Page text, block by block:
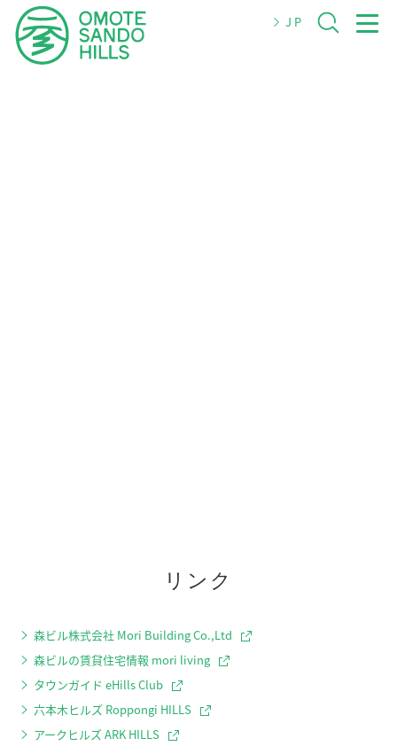
JP
リンク
森ビル株式会社 Mori Building Co.,Ltd
森ビルの賃貸住宅情報 mori living
タウンガイド eHills Club
六本木ヒルズ Roppongi HILLS
アークヒルズ ARK HILLS